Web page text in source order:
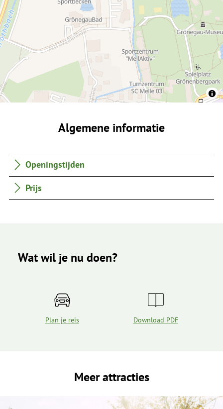
Algemene informatie
Openingstijden
Prijs
Wat wil je nu doen?
Plan je reis Download PDF
Meer attracties